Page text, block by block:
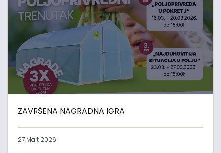
ZAVRŠENA NAGRADNA IGRA
27 Mart 2026